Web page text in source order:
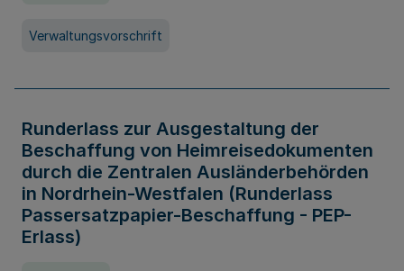
Verwaltungsvorschrift
Runderlass zur Ausgestaltung der
Beschaffung von Heimreisedokumenten
durch die Zentralen Ausländerbehörden
in Nordrhein-Westfalen (Runderlass
Passersatzpapier-Beschaffung - PEP-
Erlass)